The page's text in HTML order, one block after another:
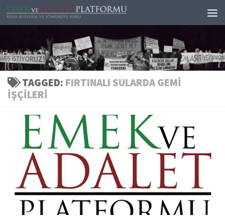
Skip to content
TAGGED: FIRTINALI SULARDA GEMI
İŞÇILERI